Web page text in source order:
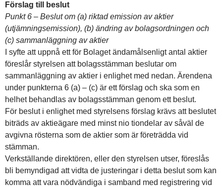
Förslag till beslut
Punkt 6 – Beslut om (a) riktad emission av aktier
(utjämningsemission), (b) ändring av bolagsordningen och
(c) sammanläggning av aktier
I syfte att uppnå ett för Bolaget ändamålsenligt antal aktier
föreslår styrelsen att bolagsstämman beslutar om
sammanläggning av aktier i enlighet med nedan. Ärendena
under punkterna 6 (a) – (c) är ett förslag och ska som en
helhet behandlas av bolagsstämman genom ett beslut.
För beslut i enlighet med styrelsens förslag krävs att beslutet
biträds av aktieägare med minst nio tiondelar av såväl de
avgivna rösterna som de aktier som är företrädda vid
stämman.
Verkställande direktören, eller den styrelsen utser, föreslås
bli bemyndigad att vidta de justeringar i detta beslut som kan
komma att vara nödvändiga i samband med registrering vid